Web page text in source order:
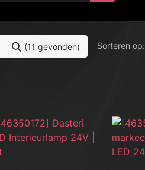
(11 gevonden) Sorteren op: